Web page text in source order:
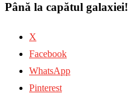
Până la capătul galaxiei!
X
Facebook
WhatsApp
Pinterest